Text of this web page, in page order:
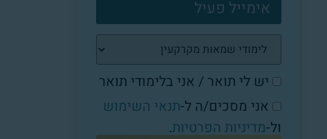
יש לי תואר / אני בלימודי תואר
אני מסכים/ה ל-תנאי השימוש
ול-מדיניות הפרטיות.